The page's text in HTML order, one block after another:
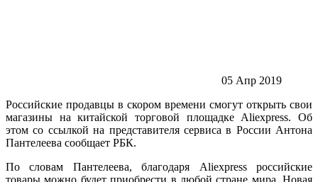
05 Апр 2019
Российские продавцы в скором времени смогут открыть свои
магазины на китайской торговой площадке Aliexpress. Об
этом со ссылкой на представителя сервиса в России Антона
Пантелеева сообщает РБК.
По словам Пантелеева, благодаря Aliexpress российские
товары можно будет приобрести в любой стране мира. Новая